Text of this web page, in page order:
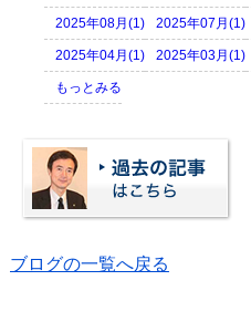
2025年08月(1) 2025年07月(1)
2025年04月(1) 2025年03月(1)
もっとみる
ブログの一覧へ戻る